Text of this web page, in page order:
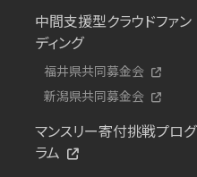
中間支援型クラウドファン
ディング
福井県共同募金会
新潟県共同募金会
マンスリー寄付挑戦プログ
ラム